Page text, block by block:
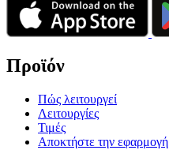
Προϊόν
Πώς λειτουργεί
Λειτουργίες
Τιμές
Αποκτήστε την εφαρμογή